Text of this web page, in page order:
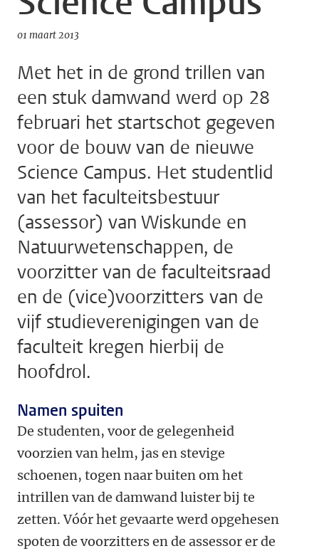
01 maart 2013
Met het in de grond trillen van
een stuk damwand werd op 28
februari het startschot gegeven
voor de bouw van de nieuwe
Science Campus. Het studentlid
van het faculteitsbestuur
(assessor) van Wiskunde en
Natuurwetenschappen, de
voorzitter van de faculteitsraad
en de (vice)voorzitters van de
vijf studieverenigingen van de
faculteit kregen hierbij de
hoofdrol.
Namen spuiten
De studenten, voor de gelegenheid
voorzien van helm, jas en stevige
schoenen, togen naar buiten om het
intrillen van de damwand luister bij te
zetten. Vóór het gevaarte werd opgehesen
spoten de voorzitters en de assessor er de